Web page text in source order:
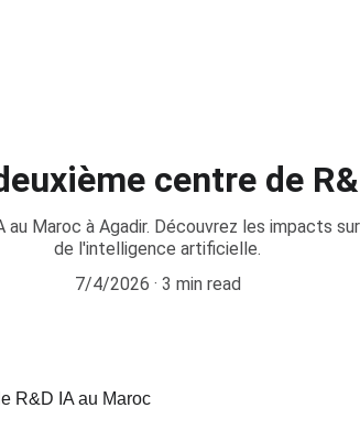
centre de
au Maroc à Agadir. Découvrez les impacts
de l'intelligence artificielle.
7/4/2026
3 min read